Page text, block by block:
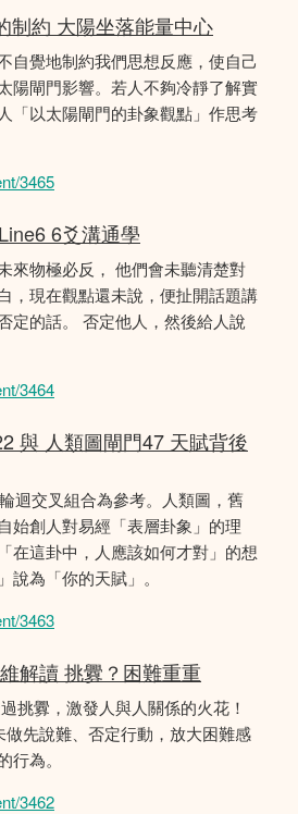
制約 大陽坐落能量中心
自覺地制約我們思想反應，使自己
陽閘門影響。若人不夠冷靜了解實
「以太陽閘門的卦象觀點」作思考
3465
6爻溝通學
來物極必反， 他們會未聽清楚對
，現在觀點還未說，便扯開話題講
定的話。 否定他人，然後給人說
3464
與 人類圖閘門47 天賦背後
迴交叉組合為參考。人類圖，舊
始創人對易經「表層卦象」的理
在這卦中，人應該如何才對」的想
說為「你的天賦」。
3463
解讀 挑釁？困難重重
挑釁，激發人與人關係的火花！
先說難、否定行動，放大困難感
為。
3462